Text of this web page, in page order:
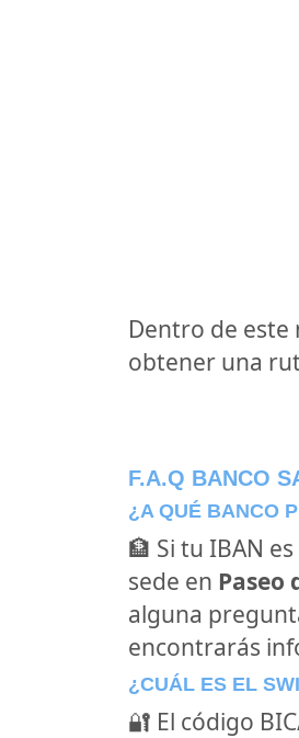
Dentro de este
obtener una
F.A.Q BANCO
¿A QUÉ BANCO
🏦 Si tu IBAN es
sede en Paseo
alguna
encontrarás
¿CUÁL ES EL
🔐 El código